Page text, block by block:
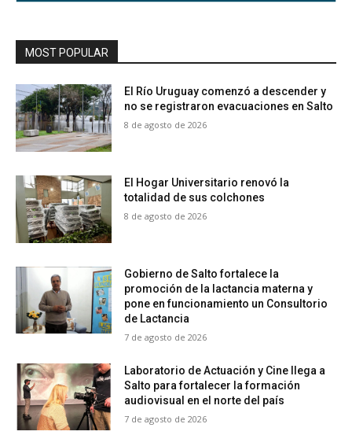
MOST POPULAR
El Río Uruguay comenzó a descender y
no se registraron evacuaciones en Salto
8 de agosto de 2026
El Hogar Universitario renovó la
totalidad de sus colchones
8 de agosto de 2026
Gobierno de Salto fortalece la
promoción de la lactancia materna y
pone en funcionamiento un Consultorio
de Lactancia
7 de agosto de 2026
Laboratorio de Actuación y Cine llega a
Salto para fortalecer la formación
audiovisual en el norte del país
7 de agosto de 2026